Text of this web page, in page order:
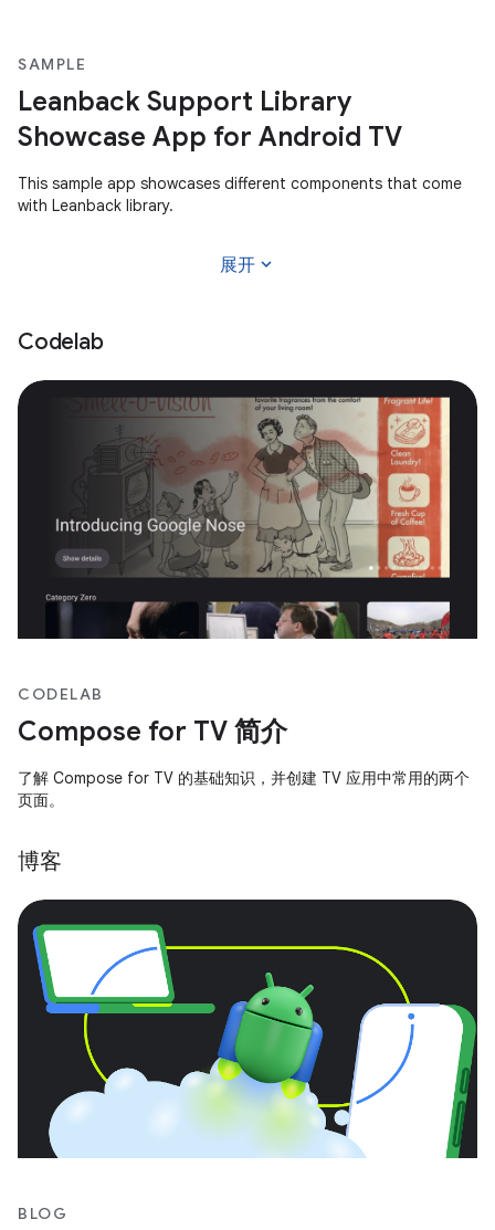
SAMPLE
Leanback Support Library
Showcase App for Android TV
This sample app showcases different components that come
with Leanback library.
展开 expand_more
Codelab
CODELAB
Compose for TV 简介
了解 Compose for TV 的基础知识，并创建 TV 应用中常用的两个
页面。
博客
BLOG